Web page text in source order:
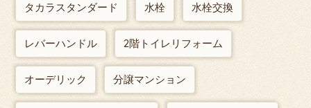
タカラスタンダード 水栓 水栓交換
レバーハンドル 2階トイレリフォーム
オーデリック 分譲マンション